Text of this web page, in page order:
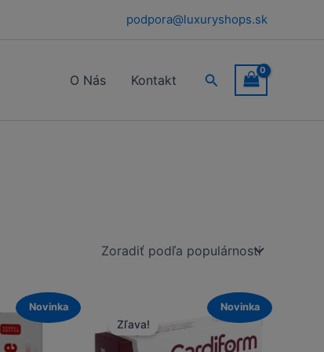
podpora@luxuryshops.sk
O Nás Kontakt Hľadať
Novinka Novinka
Zľava!